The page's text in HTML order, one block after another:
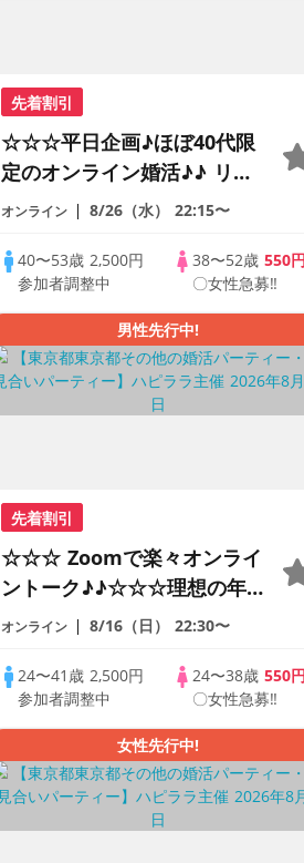
先着割引
☆☆☆平日企画♪ほぼ40代限
定のオンライン婚活♪♪ リモ
ートの出会い応援♪♪ おうち
の方が対象☆ 司会進行あり
♪♪ THE 43s ONLINE
PARTY!!
オンライン 8/26（水） 22:15〜
40〜53歳 2,500円
参加者調整中
38〜52歳550円
〇女性急募‼
男性先行中!
先着割引
☆☆☆ Zoomで楽々オンライ
ントーク♪♪☆☆☆理想の年の
差♪♪ そろそろ・・・素敵な
アルなオンライン婚活☆全国
の方が対象☆司会進行あり♪♪
オンライン 8/16（日） 22:30〜
24〜41歳 2,500円
参加者調整中
24〜38歳550円
〇女性急募‼
女性先行中!